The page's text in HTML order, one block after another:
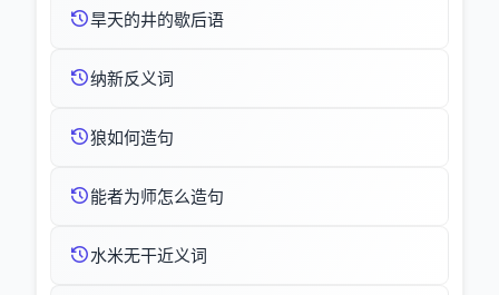
旱天的井的歇后语
纳新反义词
狼如何造句
能者为师怎么造句
水米无干近义词